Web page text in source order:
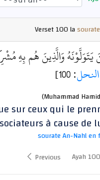
Verset100 la
يَتَوَلَّوْنَهُ وَالَّذِينَ هُم بِهِ
النحل: 100]
(Muhammad
sur ceux qui le
à cause de
sourate An-Nahl en
Previous
Ayah 100